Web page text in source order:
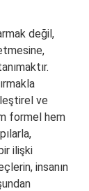
değil,
ve
formel hem
ilişki
insanın